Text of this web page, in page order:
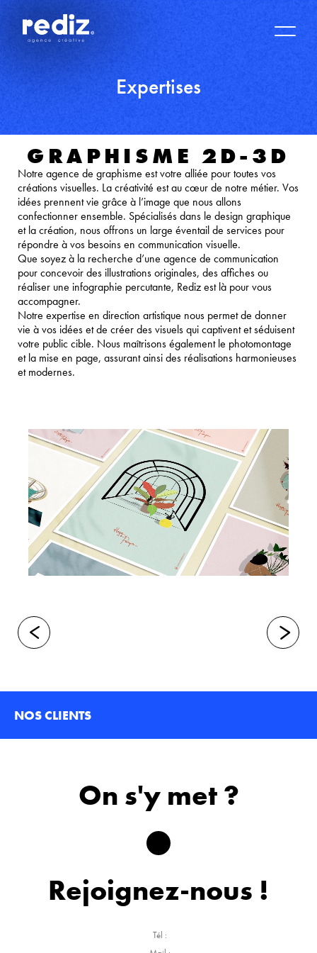
Expertises
GRAPHISME 2D-3D
Notre agence de graphisme est votre alliée pour toutes vos
créations visuelles. La créativité est au cœur de notre métier. Vos
idées prennent vie grâce à l’image que nous allons
confectionner ensemble. Spécialisés dans le design graphique
et la création, nous offrons un large éventail de services pour
répondre à vos besoins en communication visuelle.
Que soyez à la recherche d’une agence de communication
pour concevoir des illustrations originales, des affiches ou
réaliser une infographie percutante, Rediz est là pour vous
accompagner.
Notre expertise en direction artistique nous permet de donner
vie à vos idées et de créer des visuels qui captivent et séduisent
votre public cible. Nous maîtrisons également le photomontage
et la mise en page, assurant ainsi des réalisations harmonieuses
et modernes.
NOS CLIENTS
On s'y met ?
Rejoignez-nous !
Tél :